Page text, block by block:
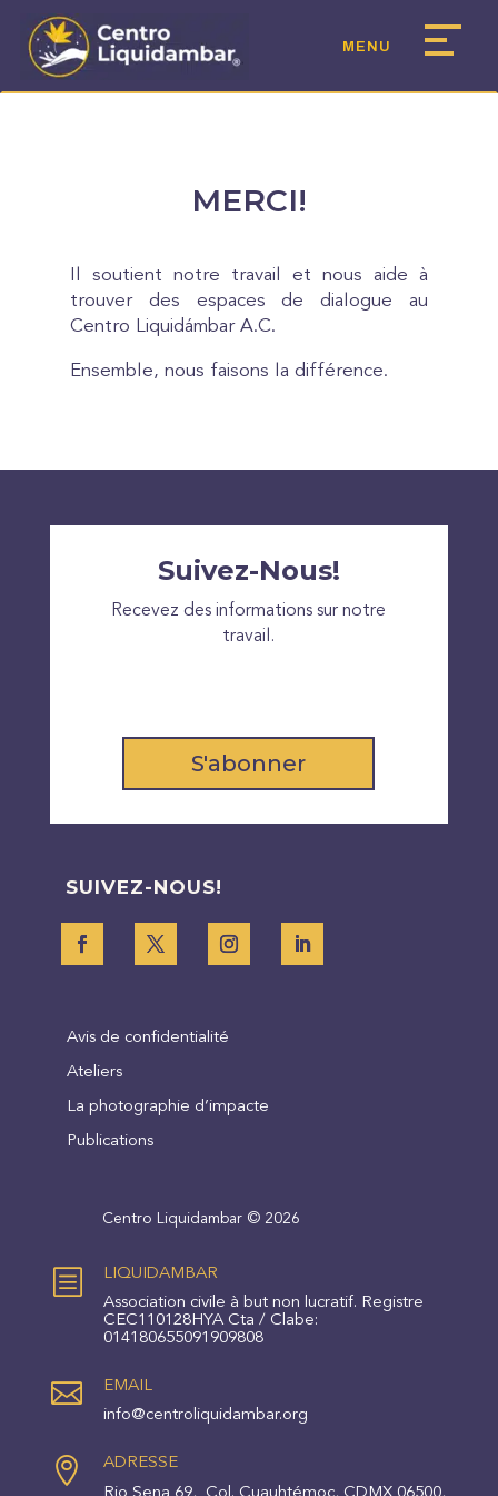
MERCI!
Il soutient notre travail et nous aide à
trouver des espaces de dialogue au
Centro Liquidámbar A.C.
Ensemble, nous faisons la différence.
Suivez-Nous!
Recevez des informations sur notre
travail.
S'abonner
SUIVEZ-NOUS!
Avis de confidentialité
Ateliers
La photographie d’impacte
Publications
Centro Liquidambar © 2026
b
LIQUIDAMBAR
Association civile à but non lucratif. Registre
CEC110128HYA Cta / Clabe:
014180655091909808

EMAIL
info@centroliquidambar.org

ADRESSE